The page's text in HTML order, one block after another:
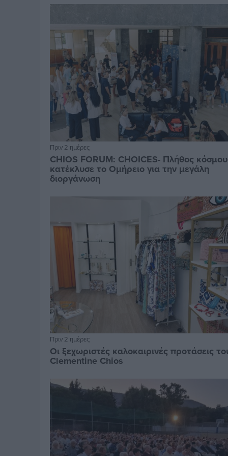
Πριν 2 ημέρες
CHIOS FORUM: CHOICES- Πλήθος κόσμου
κατέκλυσε το Ομήρειο για την μεγάλη
διοργάνωση
Πριν 2 ημέρες
Οι ξεχωριστές καλοκαιρινές προτάσεις
Clementine Chios